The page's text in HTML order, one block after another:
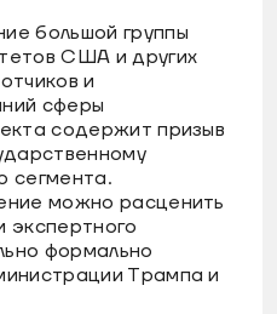
большой группы
США и других
и
сферы
содержит призыв
сегмента.
можно расценить
экспертного
формально
Трампа и